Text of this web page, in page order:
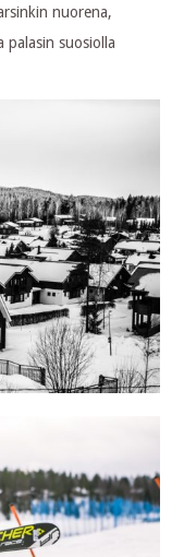
nuorena,
palasin suosiolla